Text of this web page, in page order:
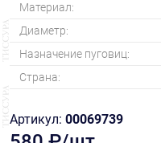
Материал:
Диаметр:
Назначение пуговиц:
Страна:
Артикул: 00069739